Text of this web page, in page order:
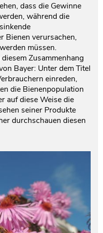
dass die Gewinne
während die
Bienen verursachen,
müssen.
Zusammenhang
Bayer: Unter dem Titel
einreden,
die Bienenpopulation
auf diese Weise die
seiner Produkte
durchschauen diesen